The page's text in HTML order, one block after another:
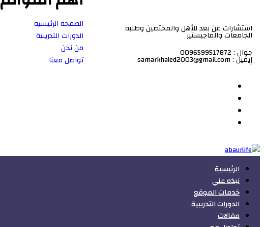
استشارات عن بعد للأهل والمختصين وطلبه
الجامعات والماجيستير
جوال : 0096599517872
إيميل : samarkhaled2003@gmail.com
الصفحة الرئيسية
الدورات التدريبية
من نحن
تواصل معنا
الرئيسية
نبذه عني
خدمات الموقع
الدورات التدريبية
مقالات